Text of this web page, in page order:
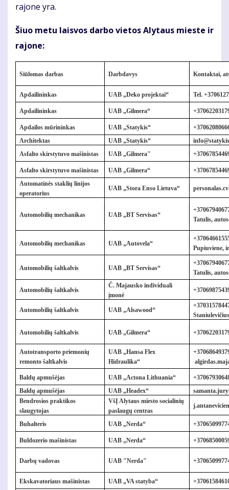
rajone yra.
Šiuo metu laisvos darbo vietos Alytaus mieste ir
rajone:
Siūlomas darbas Darbdavys Kontaktai,
Apdailininkas UAB „Deko projektai“ Tel.+
Apdailininkas UAB „Gilmera“
Apdailos mūrininkas UAB „Statykis“
Architektas
UAB „Statykis“
Asfalto skirstytuvo mašinistas
UAB „Gilmera"
Asfalto skirstytuvo mašinistas UAB „Gilmera“
Automatinės staklių linijos
operatorius
UAB „Stora Enso Lietuva“
Automobilių mechanikas UAB „BT Servisas“
Tatulis,
Automobilių mechanikas UAB „Autovela“
Pupiuviene,
Automobilių šaltkalvis UAB „BT Servisas“
Tatulis,
Automobilių šaltkalvis
Č. Majausko individuali
įmonė
Automobilių šaltkalvis UAB „Alsawood“
Automobilių šaltkalvis UAB „Gilmera“
Autotransporto priemonių
remonto šaltkalvis
UAB „Hansa Flex
Hidraulika“
Baldų apmušėjas UAB „Actona Lithuania“
Baldų apmušėjas
UAB „Headex“
Bendrosios praktikos
slaugytojas
VšĮ Alytaus miesto socialinių
paslaugų centras
Buhalteris UAB „Nerda“ +
Buldozerio mašinistas UAB „Nerda“
Darbų vadovas UAB "Nerda" +
Ekskavatoriaus mašinistas UAB „VA statyba“